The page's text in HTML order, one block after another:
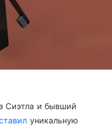
Сиэтла и бывший
уникальную